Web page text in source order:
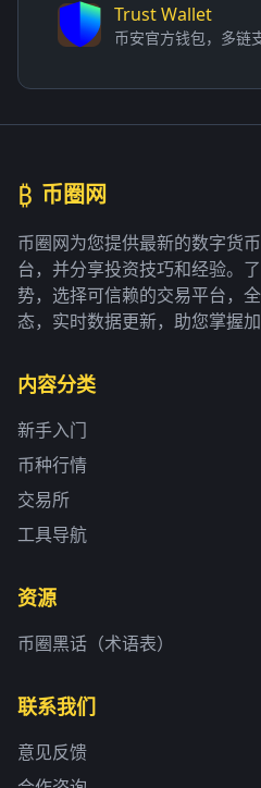
Trust Wallet
币安官方钱包，多链
₿ 币圈网
币圈网为您提供最新的数字货
台，并分享投资技巧和经验。
势，选择可信赖的交易平台，
态，实时数据更新，助您掌握加
内容分类
新手入门
币种行情
交易所
工具导航
资源
币圈黑话（术语表）
联系我们
意见反馈